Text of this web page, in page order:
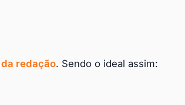
redação. Sendo o ideal assim: